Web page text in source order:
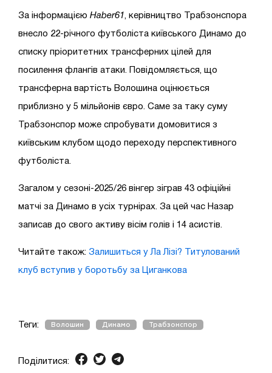
За інформацією Haber61, керівництво Трабзонспора
внесло 22-річного футболіста київського Динамо до
списку пріоритетних трансферних цілей для
посилення флангів атаки. Повідомляється, що
трансферна вартість Волошина оцінюється
приблизно у 5 мільйонів євро. Саме за таку суму
Трабзонспор може спробувати домовитися з
київським клубом щодо переходу перспективного
футболіста.
Загалом у сезоні-2025/26 вінгер зіграв 43 офіційні
матчі за Динамо в усіх турнірах. За цей час Назар
записав до свого активу вісім голів і 14 асистів.
Читайте також: Залишиться у Ла Лізі? Титулований
клуб вступив у боротьбу за Циганкова
Теги: Волошин Динамо Трабзонспор
Поділитися: